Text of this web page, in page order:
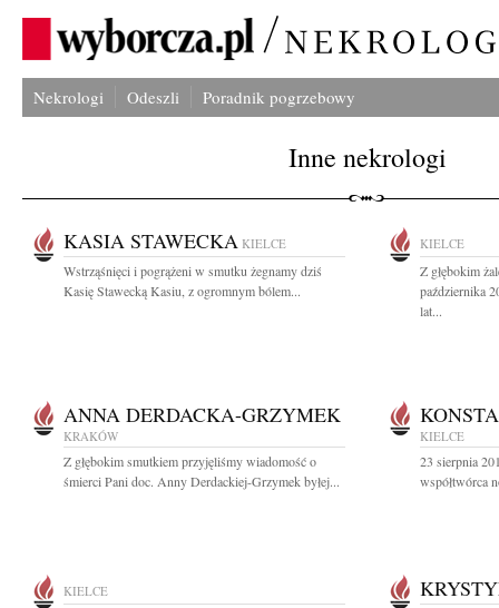
Nekrologi Odeszli Poradnik pogrzebowy
Inne nekrologi
KASIA STAWECKA KIELCE
Wstrząśnięci i pogrążeni w smutku żegnamy dziś
Kasię Stawecką Kasiu, z ogromnym bólem...
KIELCE
Z głębokim
października
lat...
ANNA DERDACKA-GRZYMEK
KRAKÓW
Z głębokim smutkiem przyjęliśmy wiadomość o
śmierci Pani doc. Anny Derdackiej-Grzymek byłej...
KIELCE
23 sierpnia
współtwórca
KIELCE